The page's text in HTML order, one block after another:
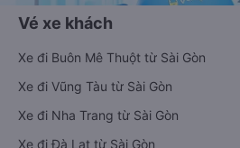
Vé xe khách
Xe đi Buôn Mê Thuột từ Sài Gòn
Xe đi Vũng Tàu từ Sài Gòn
Xe đi Nha Trang từ Sài Gòn
Xe đi Đà Lạt từ Sài Gòn